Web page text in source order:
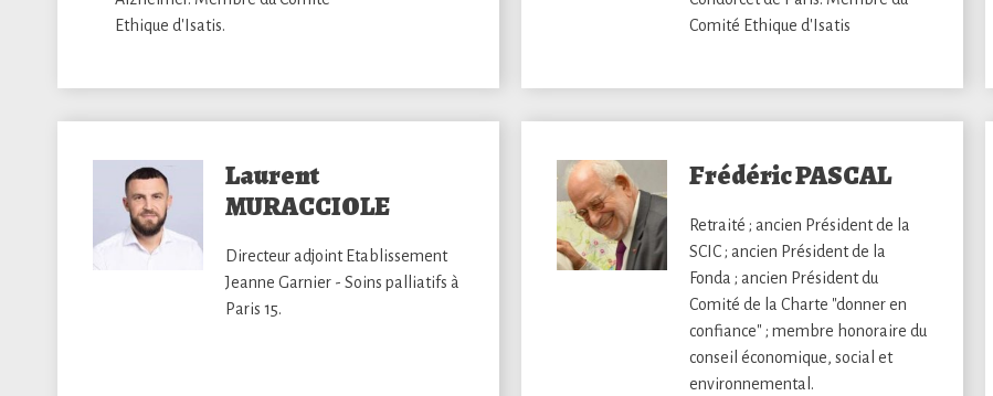
Ethique d'Isatis.
Comité Ethique d'Isatis
Laurent
MURACCIOLE
Directeur adjoint Etablissement
Jeanne Garnier - Soins palliatifs à
Paris 15.
Frédéric PASCAL
Retraité ; ancien Président de la
SCIC ; ancien Président de la
Fonda ; ancien Président du
Comité de la Charte "donner en
confiance" ; membre honoraire du
conseil économique, social et
environnemental.